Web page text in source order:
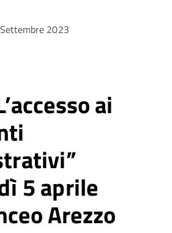
2023
ai
5 aprile
Arezzo